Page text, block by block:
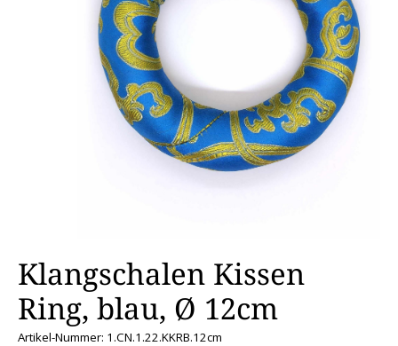
Klangschalen Kissen
Ring, blau, Ø 12cm
Artikel-Nummer: 1.CN.1.22.KKRB.12cm